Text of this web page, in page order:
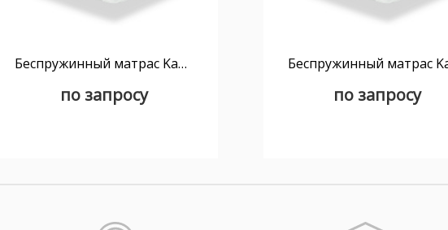
Беспружинный матрас Kamasana Supremo 180x200
по запросу по запросу